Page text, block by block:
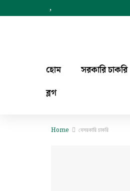
,
হোম সরকারি চাকরি
ব্লগ
Home বেসরকারি চাকরি